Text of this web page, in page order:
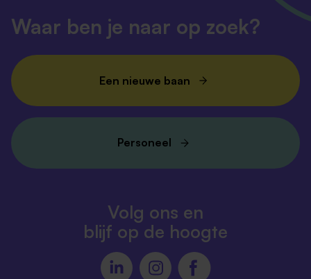
Waar ben je naar op zoek?
Een nieuwe baan
Personeel
Volg ons en
blijf op de hoogte